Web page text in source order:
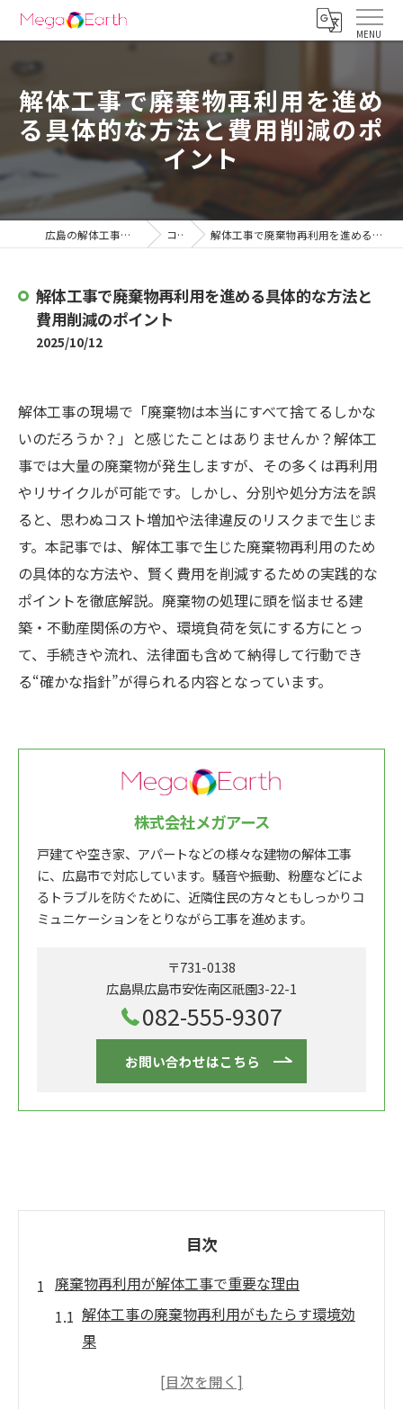
解体工事で廃棄物再利用を進め
る具体的な方法と費用削減のポ
イント
広島の解体工事は株式会社メガアース コラム 解体工事で廃棄物再利用を進める具体的な方法と費用削減のポイント
解体工事で廃棄物再利用を進める具体的な方法と
費用削減のポイント
2025/10/12
解体工事の現場で「廃棄物は本当にすべて捨てるしかな
いのだろうか？」と感じたことはありませんか？解体工
事では大量の廃棄物が発生しますが、その多くは再利用
やリサイクルが可能です。しかし、分別や処分方法を誤
ると、思わぬコスト増加や法律違反のリスクまで生じま
す。本記事では、解体工事で生じた廃棄物再利用のため
の具体的な方法や、賢く費用を削減するための実践的な
ポイントを徹底解説。廃棄物の処理に頭を悩ませる建
築・不動産関係の方や、環境負荷を気にする方にとっ
て、手続きや流れ、法律面も含めて納得して行動でき
る“確かな指針”が得られる内容となっています。
株式会社メガアース
戸建てや空き家、アパートなどの様々な建物の解体工事
に、広島市で対応しています。騒音や振動、粉塵などによ
るトラブルを防ぐために、近隣住民の方々ともしっかりコ
ミュニケーションをとりながら工事を進めます。
〒731-0138
広島県広島市安佐南区祇園3-22-1
082-555-9307
お問い合わせはこちら
目次
廃棄物再利用が解体工事で重要な理由
解体工事の廃棄物再利用がもたらす環境効
果
解体工事における廃棄物再利用と法規制の